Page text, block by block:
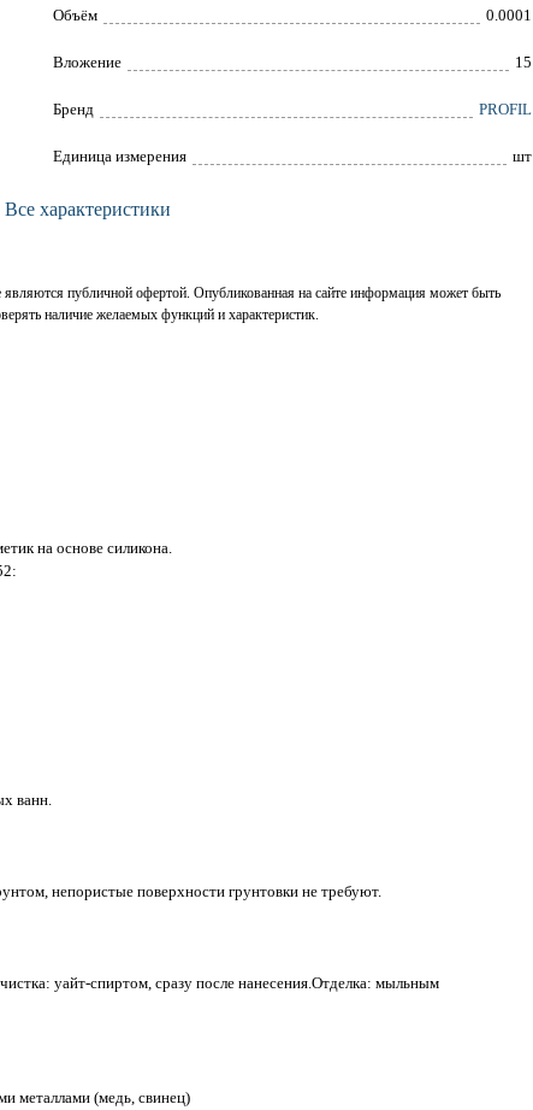
Объём 0.0001
Вложение 15
Брeнд PROFIL
Единица измерения шт
Все характеристики
публичной офертой. Опубликованная на сайте информация может быть
наличие желаемых функций и характеристик.
на основе силикона.
ванн.
непористые поверхности грунтовки не требуют.
уайт-спиртом, сразу после нанесения.Отделка: мыльным
металлами (медь, свинец)